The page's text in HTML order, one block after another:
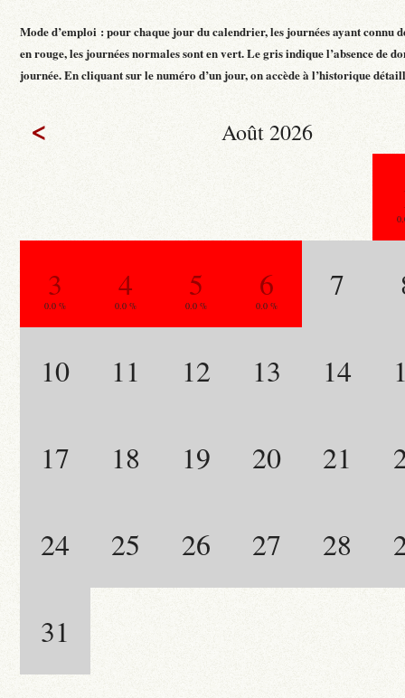
Mode d’emploi : pour chaque jour du calendrier, les journées ayant connu
en rouge, les journées normales sont en vert. Le gris indique l’absence de
journée. En cliquant sur le numéro d’un jour, on accède à l’historique
< Août 2026
3
0.0 %
4
0.0 %
5
0.0 %
6
0.0 %
7
10 11 12 13 14
17 18 19 20 21
24 25 26 27 28
31